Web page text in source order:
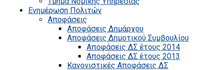
Ενημέρωση Πολιτών
Αποφάσεις
Αποφάσεις Δημάρχου
Αποφάσεις Δημοτικού Συμβουλίου
Αποφάσεις ΔΣ έτους 2014
Αποφάσεις ΔΣ έτους 2013
Κανονιστικές Αποφάσεις ΔΣ